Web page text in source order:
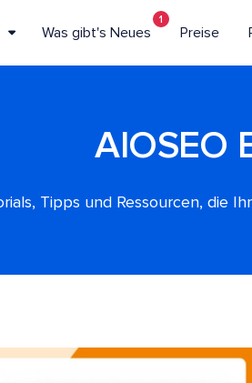
Was gibt's Neues
1
Preise
AIOSEO
Tipps und Ressourcen, die